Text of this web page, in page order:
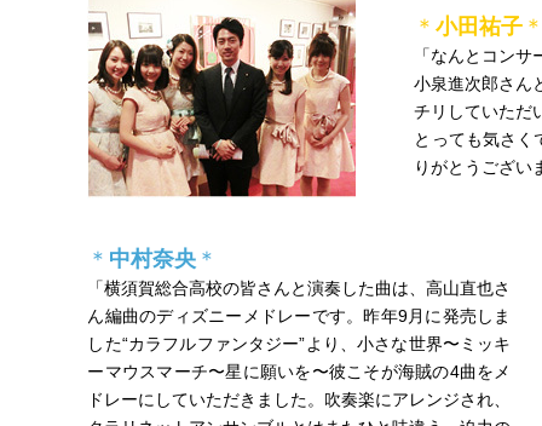
＊小田祐子
「なんとコン
小泉進次郎さ
チリしていた
とっても気さく
りがとうござい
＊ 中村奈央 ＊
「横須賀総合高校の皆さんと演奏した曲は、高山直也さ
ん編曲のディズニーメドレーです。昨年9月に発売しま
した“カラフルファンタジー”より、小さな世界〜ミッキ
ーマウスマーチ〜星に願いを〜彼こそが海賊の4曲をメ
ドレーにしていただきました。吹奏楽にアレンジされ、